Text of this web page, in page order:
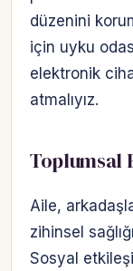
düzenini
için uyku
elektronik
atmalıyız.
Toplumsal
Aile,
zihinsel
Sosyal